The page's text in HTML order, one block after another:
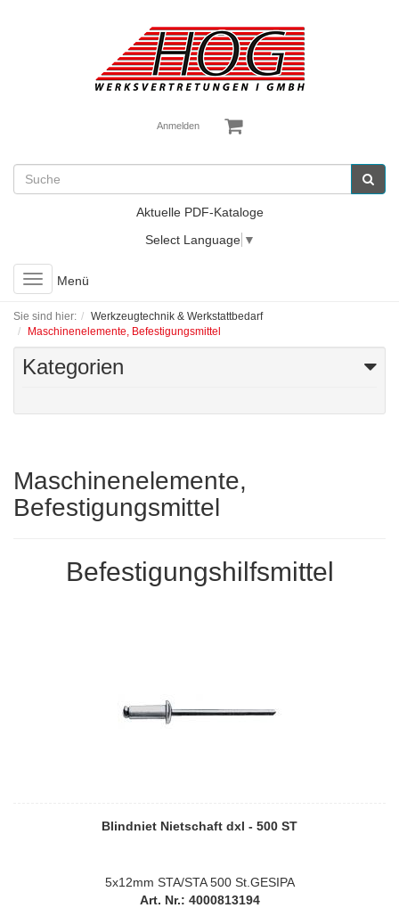
Anmelden
Aktuelle PDF-Kataloge
Select Language ▼
Toggle
navigation
Menü
Sie sind hier:
Werkzeugtechnik & Werkstattbedarf
Maschinenelemente, Befestigungsmittel
Kategorien
Maschinenelemente,
Befestigungsmittel
Befestigungshilfsmittel
Blindniet Nietschaft dxl - 500 ST
5x12mm STA/STA 500 St.GESIPA
Art. Nr.: 4000813194